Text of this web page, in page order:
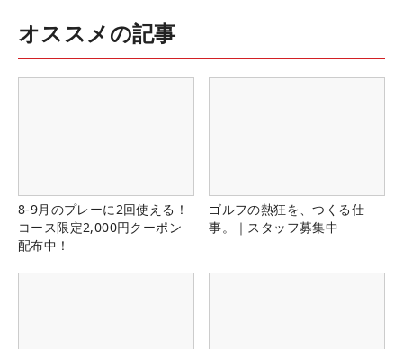
オススメの記事
8-9月のプレーに2回使える！
コース限定2,000円クーポン
配布中！
ゴルフの熱狂を、つくる仕
事。｜スタッフ募集中